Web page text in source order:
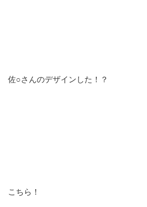
佐○さんのデザインした！？
こちら！